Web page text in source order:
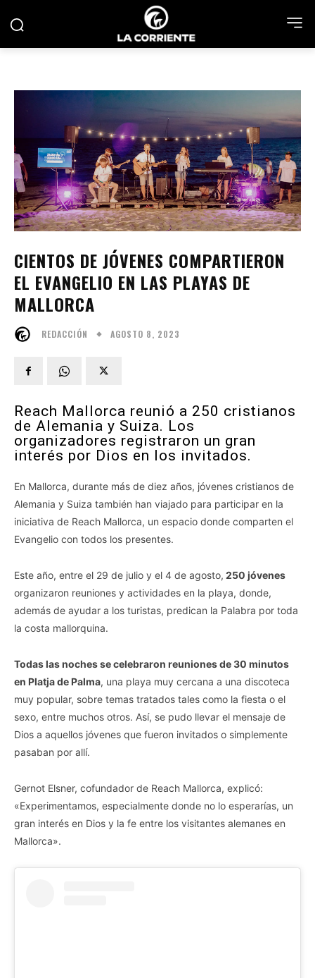
CIENTOS DE JÓVENES COMPARTIERON
EL EVANGELIO EN LAS PLAYAS DE
MALLORCA
REDACCIÓN AGOSTO 8, 2023
Reach Mallorca reunió a 250 cristianos
de Alemania y Suiza. Los
organizadores registraron un gran
interés por Dios en los invitados.
En Mallorca, durante más de diez años, jóvenes cristianos de
Alemania y Suiza también han viajado para participar en la
iniciativa de Reach Mallorca, un espacio donde comparten el
Evangelio con todos los presentes.
Este año, entre el 29 de julio y el 4 de agosto, 250 jóvenes
organizaron reuniones y actividades en la playa, donde,
además de ayudar a los turistas, predican la Palabra por toda
la costa mallorquina.
Todas las noches se celebraron reuniones de 30 minutos
en Platja de Palma, una playa muy cercana a una discoteca
muy popular, sobre temas tratados tales como la fiesta o el
sexo, entre muchos otros. Así, se pudo llevar el mensaje de
Dios a aquellos jóvenes que fueron invitados o simplemente
pasaban por allí.
Gernot Elsner, cofundador de Reach Mallorca, explicó:
«Experimentamos, especialmente donde no lo esperarías, un
gran interés en Dios y la fe entre los visitantes alemanes en
Mallorca».